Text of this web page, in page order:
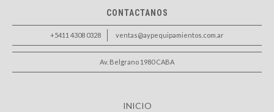
CONTACTANOS
+5411 4308 0328 ventas@aypequipamientos.com.ar
Av. Belgrano 1980 CABA
INICIO